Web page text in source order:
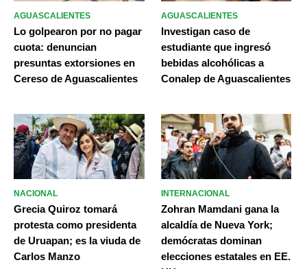
AGUASCALIENTES
Lo golpearon por no pagar
cuota: denuncian
presuntas extorsiones en
Cereso de Aguascalientes
AGUASCALIENTES
Investigan caso de
estudiante que ingresó
bebidas alcohólicas a
Conalep de Aguascalientes
NACIONAL
Grecia Quiroz tomará
protesta como presidenta
de Uruapan; es la viuda de
Carlos Manzo
INTERNACIONAL
Zohran Mamdani gana la
alcaldía de Nueva York;
demócratas dominan
elecciones estatales en EE.